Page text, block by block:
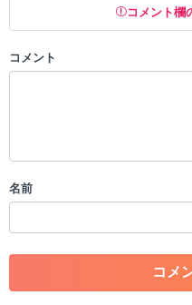
コメント欄
以下の書き込みを禁止とし、場
・一度削除された投稿を再
・アカウントの売買など金
・各ゲームのネタバレを含
・その他、管理者が不適切
コメント
名前